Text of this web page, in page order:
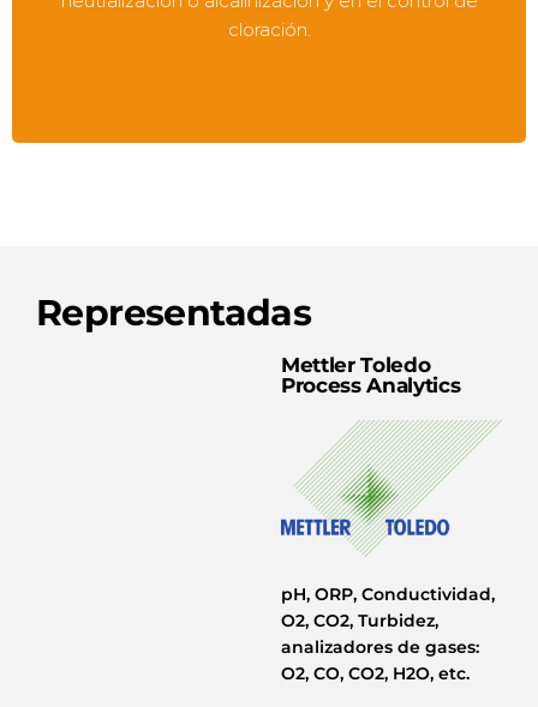
cloración.
Representadas
Mettler Toledo
Process Analytics
pH, ORP, Conductividad,
O2, CO2, Turbidez,
analizadores de gases:
O2, CO, CO2, H2O, etc.